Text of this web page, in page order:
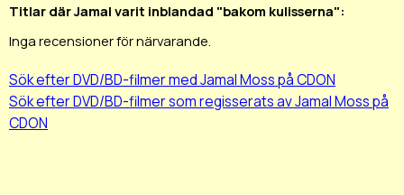
Titlar där Jamal varit inblandad "bakom kulisserna":
Inga recensioner för närvarande.
Sök efter DVD/BD-filmer med Jamal Moss på CDON
Sök efter DVD/BD-filmer som regisserats av Jamal Moss på
CDON